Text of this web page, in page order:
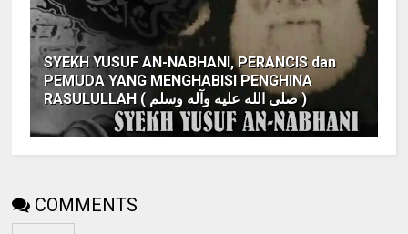
SYEKH YUSUF AN-NABHANI, PERANCIS dan
PEMUDA YANG MENGHABISI PENGHINA
RASULULLAH ( صلى الله عليه وآله وسلم )
COMMENTS